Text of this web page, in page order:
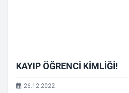
KAYIP ÖĞRENCİ KİMLİĞİ!
26.12.2022